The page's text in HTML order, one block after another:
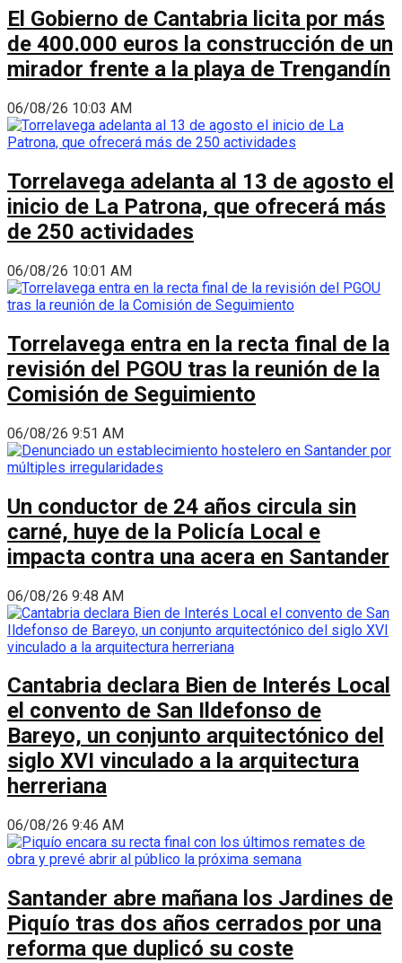
El Gobierno de Cantabria licita por más
de 400.000 euros la construcción de un
mirador frente a la playa de Trengandín
06/08/26 10:03 AM
Torrelavega adelanta al 13 de agosto el
inicio de La Patrona, que ofrecerá más
de 250 actividades
06/08/26 10:01 AM
Torrelavega entra en la recta final de la
revisión del PGOU tras la reunión de la
Comisión de Seguimiento
06/08/26 9:51 AM
Un conductor de 24 años circula sin
carné, huye de la Policía Local e
impacta contra una acera en Santander
06/08/26 9:48 AM
Cantabria declara Bien de Interés Local
el convento de San Ildefonso de
Bareyo, un conjunto arquitectónico del
siglo XVI vinculado a la arquitectura
herreriana
06/08/26 9:46 AM
Santander abre mañana los Jardines de
Piquío tras dos años cerrados por una
reforma que duplicó su coste